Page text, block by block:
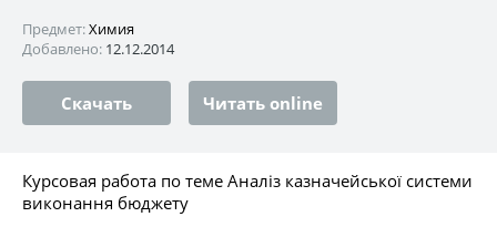
Предмет:Химия
Добавлено: 12.12.2014
Скачать Читать online
Курсовая работа по теме Аналіз казначейської системи
виконання бюджету